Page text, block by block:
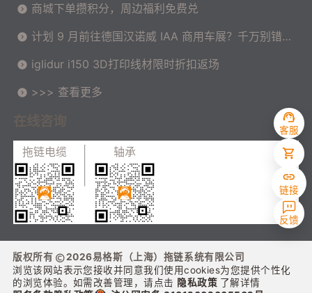
商城下单攒积分，周边福利免费兑
计划 9 月前往德国汉诺威 IAA 商用车展？千万别错过
iglidur i150 3D打印线材限时折扣返场
>>> 查看更多
拖链电缆 轴承
版权所有 2026易格斯（上海）拖链系统有限公司
浏览该网站表示您接收并同意我们使用cookies为您提供个性化
的浏览体验。如需改善管理，请点击 隐私政策 了解详情
客服
链接
反馈